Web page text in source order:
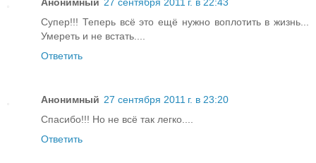
Анонимный 27 сентября 2011 г. в 22:43
Супер!!! Теперь всё это ещё нужно воплотить в жизнь...
Умереть и не встать....
Ответить
Анонимный 27 сентября 2011 г. в 23:20
Спасибо!!! Но не всё так легко....
Ответить